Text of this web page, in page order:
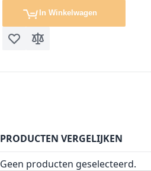
In Winkelwagen
Voeg toe aan verlanglijst
Toevoegen om te vergelijken
PRODUCTEN VERGELIJKEN
Geen producten geselecteerd.